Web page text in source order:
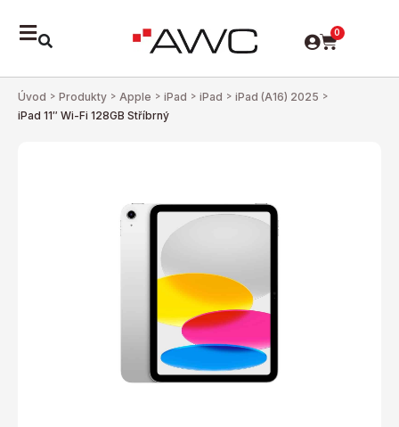
0
Úvod > Produkty > Apple > iPad > iPad > iPad (A16) 2025 >
iPad 11″ Wi-Fi 128GB Stříbrný